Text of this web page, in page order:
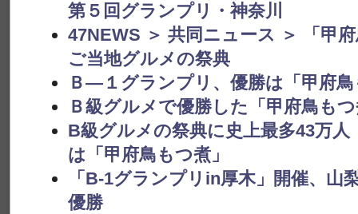
第５回グランプリ・神奈川
47NEWS ＞ 共同ニュース ＞ 「甲
ご当地グルメの祭典
Ｂ―１グランプリ、優勝は「甲府
Ｂ級グルメで優勝した「甲府鳥も
B級グルメの祭典に史上最多43万
は「甲府鳥もつ煮」
「B-1グランプリin厚木」開催、山
優勝